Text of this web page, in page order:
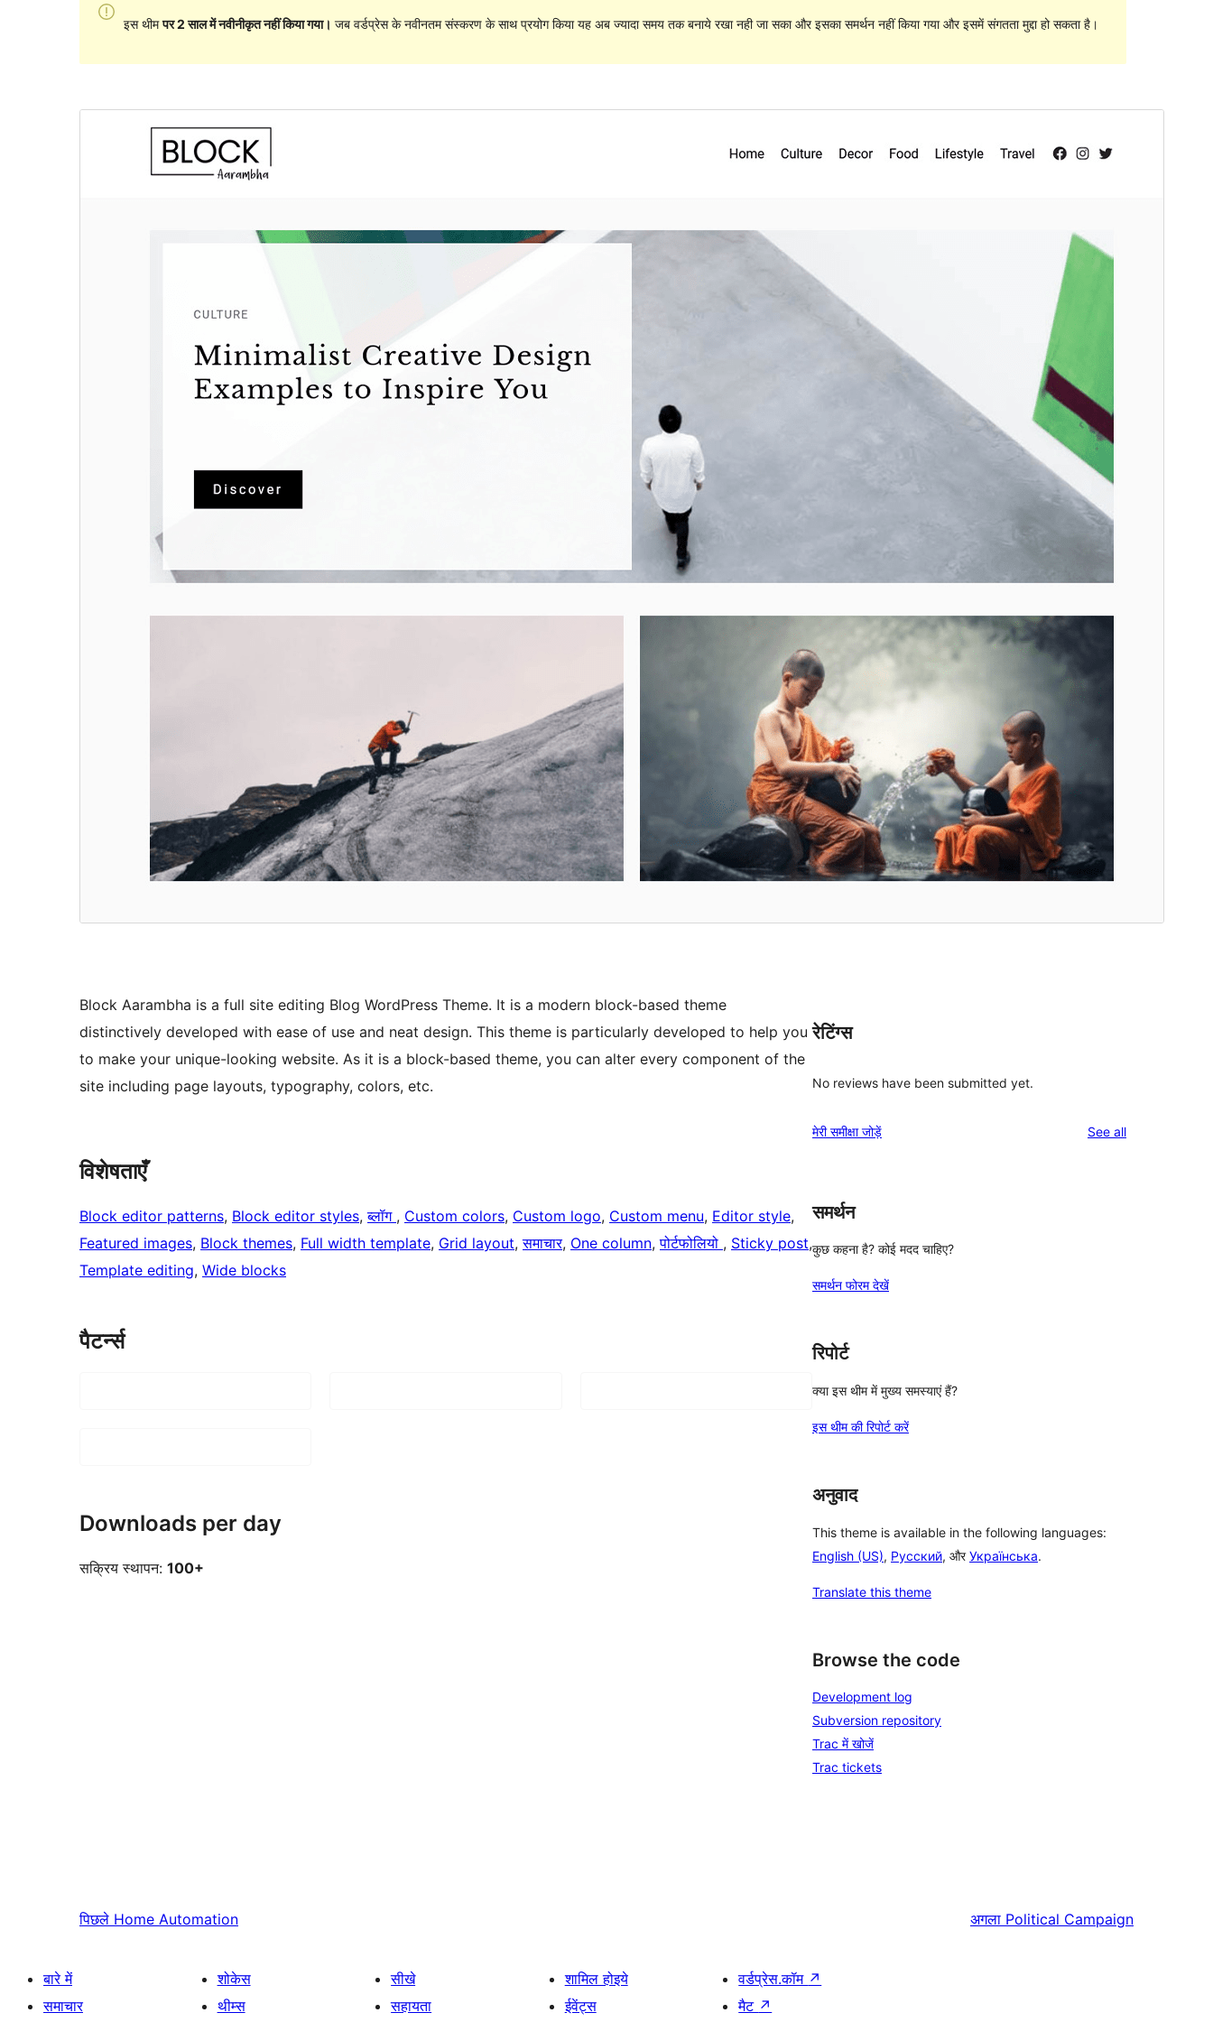
इस थीमपर 2 साल में नवीनीकृत नहीं किया गया। जब वर्डप्रेस के नवीनतम संस्करण के साथ प्रयोग किया यह अब ज्यादा समय तक बनाये रखा नही जा सका और इसका समर्थन नहीं किया गया और इसमें संगतता मुद्दा हो सकता है।
संस्करण
1.0.1
Block Aarambha is a full site editing Blog WordPress Theme. It is a modern block-based theme
distinctively developed with ease of use and neat design. This theme is particularly developed to help you
to make your unique-looking website. As it is a block-based theme, you can alter every component of the
site including page layouts, typography, colors, etc.
विशेषताएँ
Block editor patterns, Block editor styles, ब्लॉग , Custom colors, Custom logo, Custom menu, Editor style
Featured images, Block themes, Full width template, Grid layout, समाचार, One column, पोर्टफोलियो , Sticky post ,
Template editing, Wide blocks
पैटर्न्स
Downloads per day
सक्रिय स्थापन: 100+
रेटिंग्स
No reviews have been submitted yet.
मेरी समीक्षा जोड़ें See allreviews
समर्थन
कुछ कहना है? कोई मदद चाहिए?
समर्थन फोरम देखें
रिपोर्ट
क्या इस थीम में मुख्य समस्याएं हैं?
इस थीम की रिपोर्ट करें
अनुवाद
This theme is available in the following languages:
English (US), Русский, औरУкраїнська.
Translate this theme
Browse the code
Development log
Subversion repository
Trac में खोजें
Trac tickets
पिछले Home Automation अगला Political Campaign
बारे में
समाचार
शोकेस
थीम्स
सीखे
सहायता
शामिल होइये
ईवेंट्स
वर्डप्रेस.कॉम ↗
मैट ↗